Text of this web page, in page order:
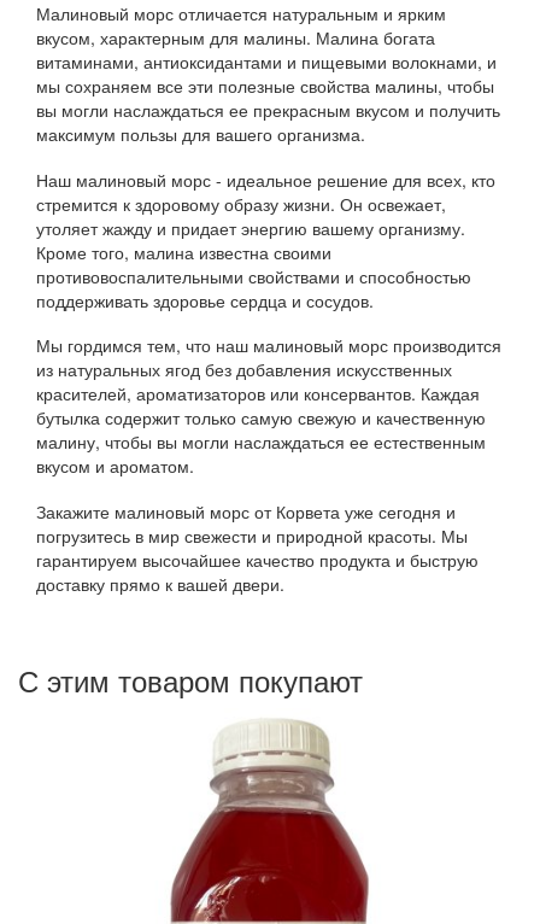
Малиновый морс отличается натуральным и ярким
вкусом, характерным для малины. Малина богата
витаминами, антиоксидантами и пищевыми волокнами, и
мы сохраняем все эти полезные свойства малины, чтобы
вы могли наслаждаться ее прекрасным вкусом и получить
максимум пользы для вашего организма.
Наш малиновый морс - идеальное решение для всех, кто
стремится к здоровому образу жизни. Он освежает,
утоляет жажду и придает энергию вашему организму.
Кроме того, малина известна своими
противовоспалительными свойствами и способностью
поддерживать здоровье сердца и сосудов.
Мы гордимся тем, что наш малиновый морс производится
из натуральных ягод без добавления искусственных
красителей, ароматизаторов или консервантов. Каждая
бутылка содержит только самую свежую и качественную
малину, чтобы вы могли наслаждаться ее естественным
вкусом и ароматом.
Закажите малиновый морс от Корвета уже сегодня и
погрузитесь в мир свежести и природной красоты. Мы
гарантируем высочайшее качество продукта и быструю
доставку прямо к вашей двери.
С этим товаром покупают